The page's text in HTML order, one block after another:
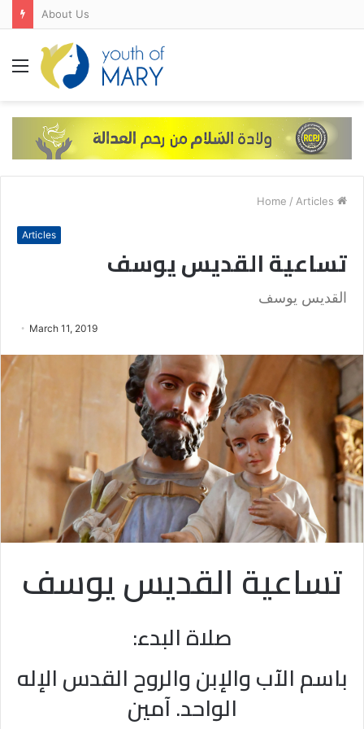
FRANCE-SPAIN-PORTUGAL
Menu
/ Articles
Articles
تساعية القديس يوسف
القديس يوسف
March 11, 2019
تساعية القديس يوسف
صلاة البدء:
باسم الآب والإبن والروح القدس الإله
الواحد. آمين